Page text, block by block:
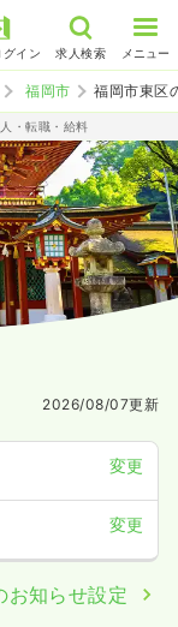
イン 求人検索 メニュー
福岡市 福岡市東区
・転職・給料
2026/08/07更新
変更
変更
お知らせ設定